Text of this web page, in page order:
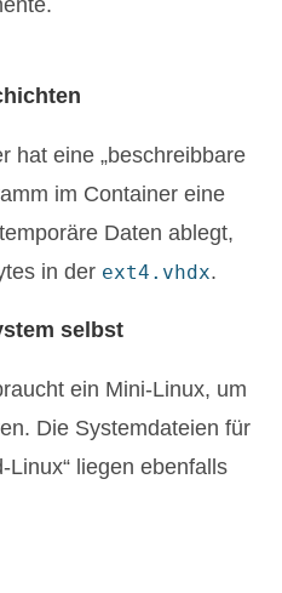
hat eine „beschreibbare
im Container eine
Daten ablegt,
in der ext4.vhdx.
selbst
ein Mini-Linux, um
Die Systemdateien für
Linux“ liegen ebenfalls